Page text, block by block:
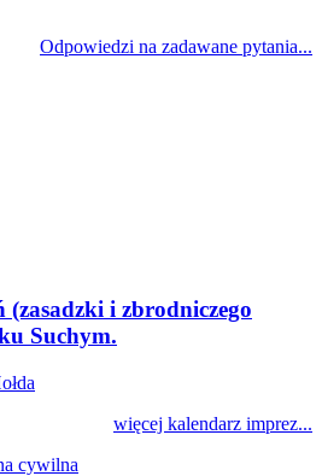
Odpowiedzi na zadawane pytania...
(zasadzki i zbrodniczego
Suchym.
więcej kalendarz imprez...